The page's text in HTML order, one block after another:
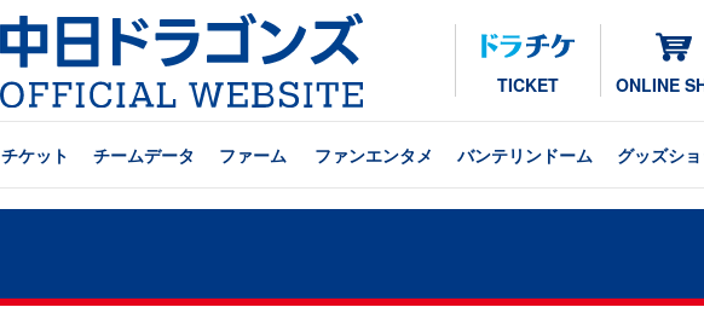
TICKET ONLINE
チケット チームデータ ファーム ファンエンタメ バンテリンドーム グッズシ